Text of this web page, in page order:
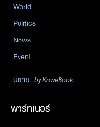
World
Politics
News
Event
นิยาย by KaweBook
พาร์ทเนอร์